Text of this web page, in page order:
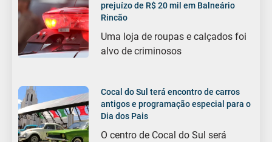
prejuízo de R$ 20 mil em Balneário
Rincão
Uma loja de roupas e calçados foi
alvo de criminosos
Cocal do Sul terá encontro de carros
antigos e programação especial para o
Dia dos Pais
O centro de Cocal do Sul será